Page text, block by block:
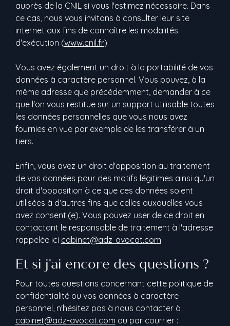
auprès de la CNIL si vous l'estimez nécessaire. Dans
ce cas, nous vous invitons à consulter leur site
internet aux fins de connaître les modalités
d'exécution (www.cnil.fr).
Vous avez également un droit à la portabilité de vos
données à caractère personnel. Vous pouvez, à la
même adresse que précédemment, demander à ce
que l'on vous restitue sur un support utilisable toutes
les données personnelles que vous nous avez
fournies en vue par exemple de les transférer à un
tiers.
Enfin, vous avez un droit d'opposition au traitement
de vos données pour des motifs légitimes ainsi qu'un
droit d'opposition à ce que ces données soient
utilisées à d'autres fins que celles auxquelles vous
avez consenti(e). Vous pouvez user de ce droit en
contactant le responsable de traitement à l'adresse
rappelée ici cabinet@adz-avocat.com
Et si j'ai encore des questions ?
Pour toutes questions concernant cette politique de
confidentialité ou vos données à caractère
personnel, n'hésitez pas à nous contacter à
cabinet@adz-avocat.com ou par courrier :